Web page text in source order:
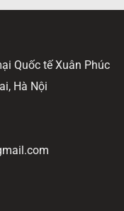
Quốc tế Xuân Phúc
Hà Nội